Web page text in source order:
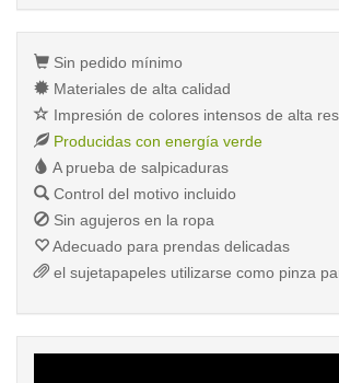
Sin pedido mínimo
Materiales de alta calidad
Impresión de colores intensos de alta
Producidas con energía verde
A prueba de salpicaduras
Control del motivo incluido
Sin agujeros en la ropa
Adecuado para prendas delicadas
el sujetapapeles utilizarse como pinza